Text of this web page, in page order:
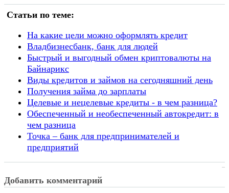
Статьи по теме:
На какие цели можно оформлять кредит
Владбизнесбанк, банк для людей
Быстрый и выгодный обмен криптовалюты на
Байнарикс
Виды кредитов и займов на сегодняшний день
Получения займа до зарплаты
Целевые и нецелевые кредиты - в чем разница?
Обеспеченный и необеспеченный автокредит: в
чем разница
Точка – банк для предпринимателей и
предприятий
Добавить комментарий